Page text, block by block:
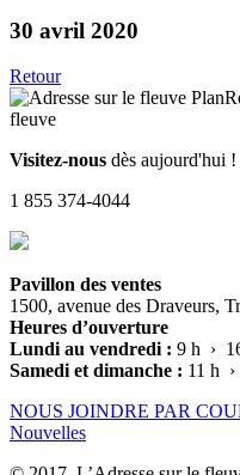
30 avril 2020
Retour
Visitez-nous dès aujourd'hui !
1 855 374-4044
Pavillon des ventes
1500, avenue des Draveurs,
Heures d’ouverture
Lundi au vendredi : 9 h ›
Samedi et dimanche : 11 h
NOUS JOINDRE PAR
Nouvelles